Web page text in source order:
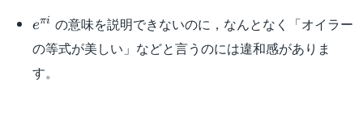
e^{\pi
eπi の意味を説明できないのに，なんとなく「オイラー
の等式が美しい」などと言うのには違和感がありま
す。